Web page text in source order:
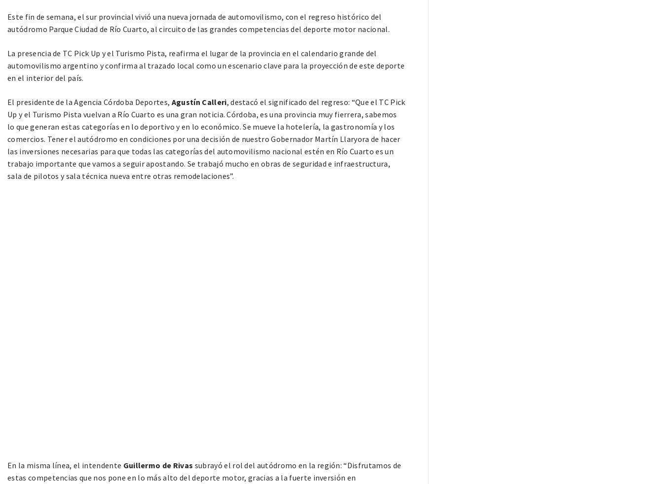
Este fin de semana, el sur provincial vivió una nueva jornada de automovilismo, con el regreso histórico del
autódromo Parque Ciudad de Río Cuarto, al circuito de las grandes competencias del deporte motor nacional.
La presencia de TC Pick Up y el Turismo Pista, reafirma el lugar de la provincia en el calendario grande del
automovilismo argentino y confirma al trazado local como un escenario clave para la proyección de este deporte
en el interior del país.
El presidente de la Agencia Córdoba Deportes, Agustín Calleri, destacó el significado del regreso: “Que el TC Pick
Up y el Turismo Pista vuelvan a Río Cuarto es una gran noticia. Córdoba, es una provincia muy fierrera, sabemos
lo que generan estas categorías en lo deportivo y en lo económico. Se mueve la hotelería, la gastronomía y los
comercios. Tener el autódromo en condiciones por una decisión de nuestro Gobernador Martín Llaryora de hacer
las inversiones necesarias para que todas las categorías del automovilismo nacional estén en Río Cuarto es un
trabajo importante que vamos a seguir apostando. Se trabajó mucho en obras de seguridad e infraestructura,
sala de pilotos y sala técnica nueva entre otras remodelaciones”.
En la misma línea, el intendente Guillermo de Rivas subrayó el rol del autódromo en la región: “Disfrutamos de
estas competencias que nos pone en lo más alto del deporte motor, gracias a la fuerte inversión en